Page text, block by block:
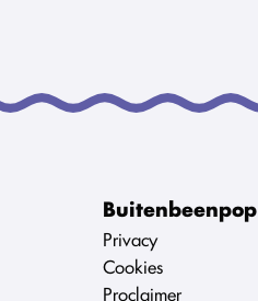
Buitenbeenpop
Privacy
Cookies
Proclaimer